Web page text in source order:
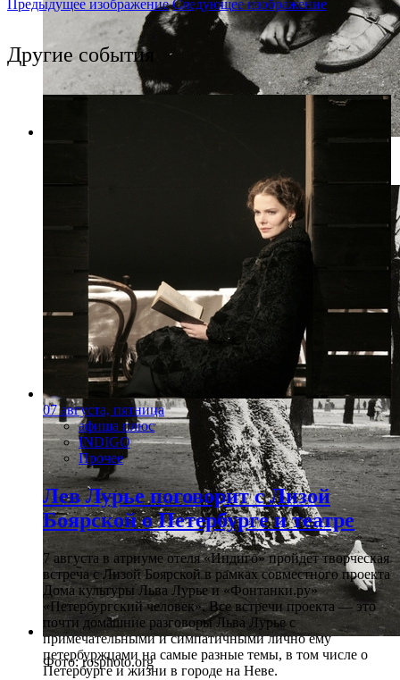
Фото: rosphoto.org
Предыдущее изображение Следующее изображение
Другие события
07 августа, пятница
афиша плюс
INDIGO
Прочее
Лев Лурье поговорит с Лизой
Боярской о Петербурге и театре
7 августа в атриуме отеля «Индиго» пройдет творческая
встреча с Лизой Боярской в рамках совместного проекта
Дома культуры Льва Лурье и «Фонтанки.ру»
«Петербургский человек». Все встречи проекта — это
почти домашние разговоры Льва Лурье с
примечательными и симпатичными лично ему
петербуржцами на самые разные темы, в том числе о
Петербурге и жизни в городе на Неве.